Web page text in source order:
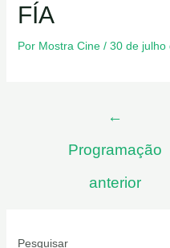
FÍA
Por Mostra Cine / 30 de julho
←
Programação
anterior
Pesquisar